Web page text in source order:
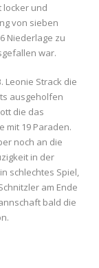
locker und
von sieben
Niederlage zu
war.
Leonie Strack die
ausgeholfen
die das
mit 19 Paraden.
noch an die
in der
schlechtes Spiel,
am Ende
bald die